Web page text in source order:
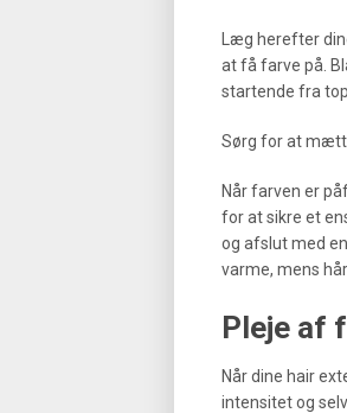
Læg herefter
at få farve på.
startende fra
Sørg for at
Når farven er
for at sikre et
og afslut med
varme, mens
Pleje af
Når dine hair
intensitet og